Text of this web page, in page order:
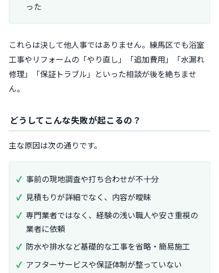
った
これらは決して他人事ではありません。練馬区でも浴室
工事やリフォームの「やり直し」「追加費用」「水漏れ
修理」「保証トラブル」といった相談が後を絶ちませ
ん。
どうしてこんな失敗が起こるの？
主な原因は次の通りです。
事前の現地調査や打ち合わせが不十分
見積もりが詳細でなく、内容が曖昧
専門業者ではなく、経験の浅い職人や安さ重視の
業者に依頼
防水や排水など基礎的な工事を省略・簡易施工
アフターサービスや保証体制が整っていない